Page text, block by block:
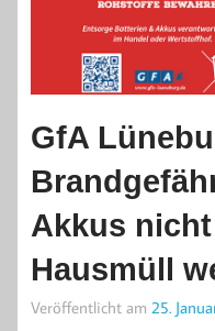
GfA
Akkus
Hausmüll
Veröffentlicht am 25.